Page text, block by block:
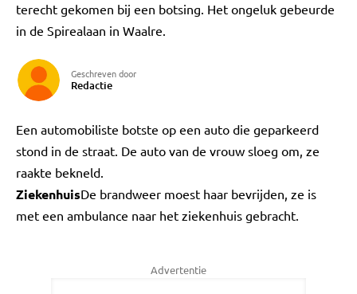
terecht gekomen bij een botsing. Het ongeluk gebeurde
in de Spirealaan in Waalre.
Geschreven door
Redactie
Een automobiliste botste op een auto die geparkeerd
stond in de straat. De auto van de vrouw sloeg om, ze
raakte bekneld.
ZiekenhuisDe brandweer moest haar bevrijden, ze is
met een ambulance naar het ziekenhuis gebracht.
Advertentie